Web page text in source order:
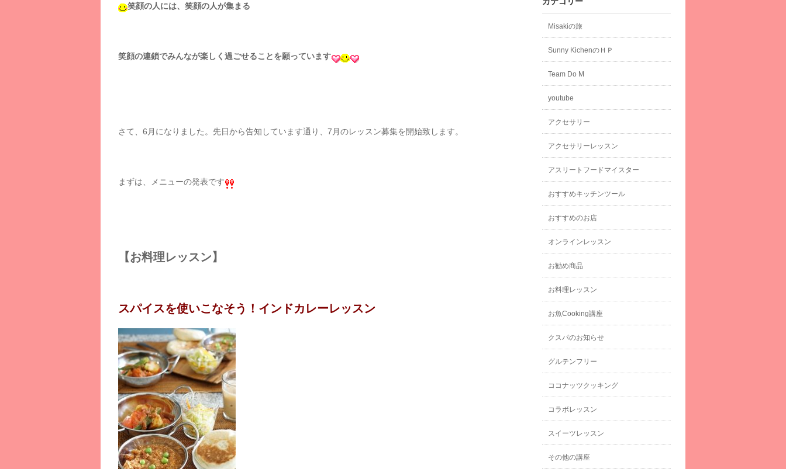
笑顔の人には、笑顔の人が集まる
笑顔の連鎖でみんなが楽しく過ごせることを願っています
さて、6月になりました。先日から告知しています通り、7月のレッスン募集を開始致します。
まずは、メニューの発表です
【お料理レッスン】
スパイスを使いこなそう！インドカレーレッスン
Misakiの旅
Sunny KichenのＨＰ
Team Do M
youtube
アクセサリー
アクセサリーレッスン
アスリートフードマイスター
おすすめキッチンツール
おすすめのお店
オンラインレッスン
お勧め商品
お料理レッスン
お魚Cooking講座
クスパのお知らせ
グルテンフリー
ココナッツクッキング
コラボレッスン
スイーツレッスン
その他の講座